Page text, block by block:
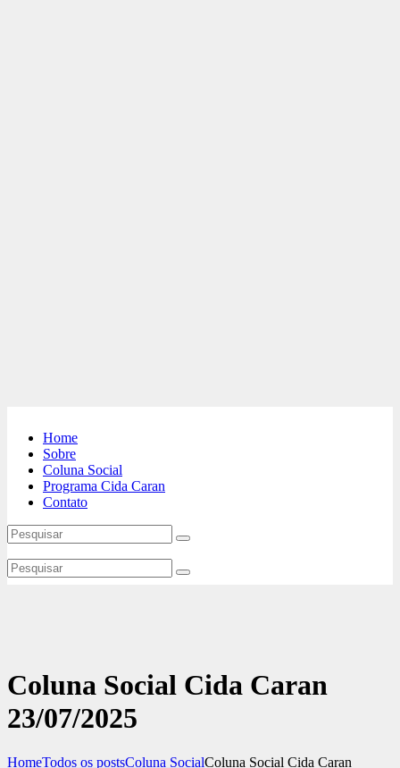
Home
Sobre
Coluna Social
Programa Cida Caran
Contato
Coluna Social Cida Caran
23/07/2025
HomeTodos os postsColuna SocialColuna Social Cida Caran